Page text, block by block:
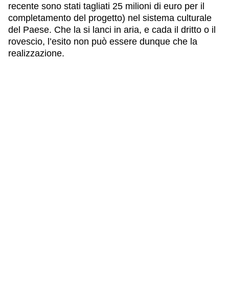
recente sono stati tagliati 25 milioni di euro per il
completamento del progetto) nel sistema culturale
del Paese. Che la si lanci in aria, e cada il dritto o il
rovescio, l’esito non può essere dunque che la
realizzazione.